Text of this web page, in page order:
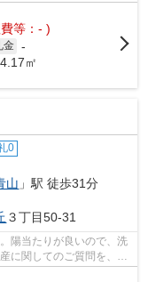
等：- )
金 -
㎡
0
山 」駅 徒歩31分
３丁目50-31
陽当たりが良いので、洗
に関してのご質問を、丁